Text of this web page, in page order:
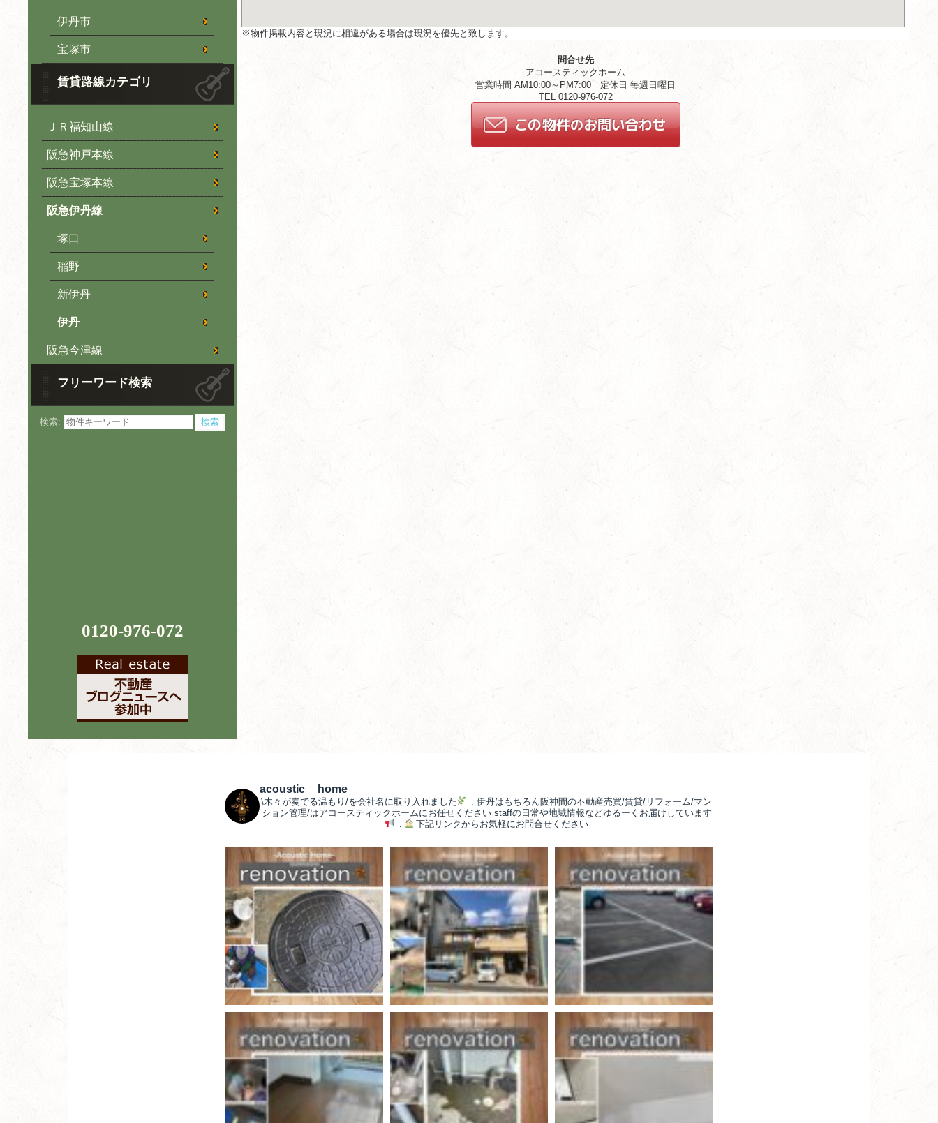
伊丹市
宝塚市
賃貸路線カテゴリ
ＪＲ福知山線
阪急神戸本線
阪急宝塚本線
阪急伊丹線
塚口
稲野
新伊丹
伊丹
阪急今津線
フリーワード検索
検索:
0120-976-072
※物件掲載内容と現況に相違がある場合は現況を優先と致します。
問合せ先
アコースティックホーム
営業時間 AM10:00～PM7:00 定休日 毎週日曜日
TEL 0120-976-072
acoustic__home
\木々が奏でる温もり/を会社名に取り入れました . 伊丹はもちろん阪神間の不動産売買/賃貸/リフォーム/マン
ション管理/はアコースティックホームにお任せくださいstaffの日常や地域情報などゆるーくお届けしています
.
下記リンクからお気軽にお問合せください